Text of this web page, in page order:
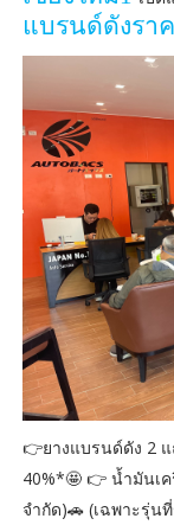
แบรนด์ดังรา
👉ยางแบรนด์ดัง 2
40%*🤩 👉 น้ำมันเ
จำกัด)🚗 (เฉพาะรุ่น